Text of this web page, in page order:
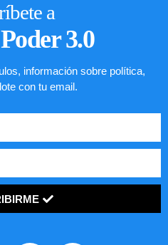
a
3.0
información sobre política,
con tu email.